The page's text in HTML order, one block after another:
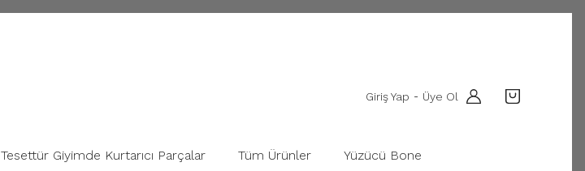
Giriş Yap - Üye Ol
Tesettür Giyimde Kurtarıcı Parçalar Tüm Ürünler Yüzücü Bone